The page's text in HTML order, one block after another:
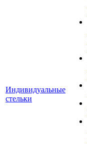
Индивидуальные
стельки